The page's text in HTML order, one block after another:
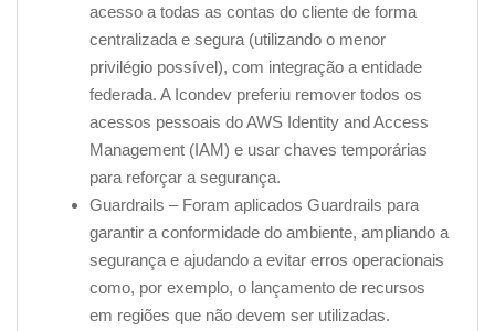
acesso a todas as contas do cliente de forma
centralizada e segura (utilizando o menor
privilégio possível), com integração a entidade
federada. A Icondev preferiu remover todos os
acessos pessoais do AWS Identity and Access
Management (IAM) e usar chaves temporárias
para reforçar a segurança.
Guardrails – Foram aplicados Guardrails para
garantir a conformidade do ambiente, ampliando a
segurança e ajudando a evitar erros operacionais
como, por exemplo, o lançamento de recursos
em regiões que não devem ser utilizadas.